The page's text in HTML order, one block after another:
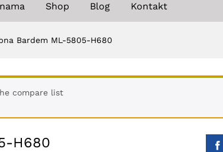
Shop Blog Kontakt
Bardem ML-5805-H680
compare list
H680